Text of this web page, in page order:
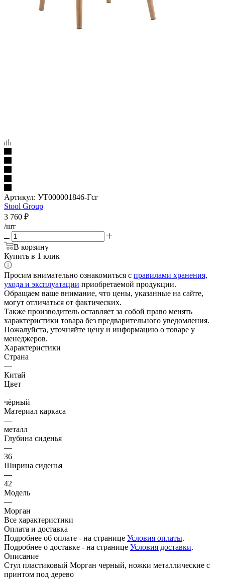
Артикул: УТ000001846-Гсг
Stool Group
3 760 ₽
/шт
В корзину
Купить в 1 клик
Просим внимательно ознакомиться с правилами хранения,
ухода и эксплуатации приобретаемой продукции.
Обращаем ваше внимание, что цены, указанные на сайте,
могут отличаться от фактических.
Также производитель оставляет за собой право менять
характеристики товара без предварительного уведомления.
Пожалуйста, уточняйте цену и информацию о товаре у
менеджеров.
Характеристики
Страна
—
Китай
Цвет
—
чёрный
Материал каркаса
—
металл
Глубина сиденья
—
36
Ширина сиденья
—
42
Модель
—
Морган
Все характеристики
Оплата и доставка
Подробнее об оплате - на странице Условия оплаты.
Подробнее о доставке - на странице Условия доставки.
Описание
Стул пластиковый Морган черный, ножки металлические с
принтом под дерево